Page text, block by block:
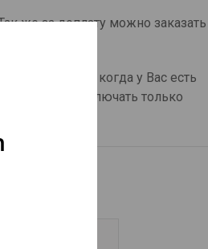
же за доплату можно заказать
например когда у Вас есть
подключать только